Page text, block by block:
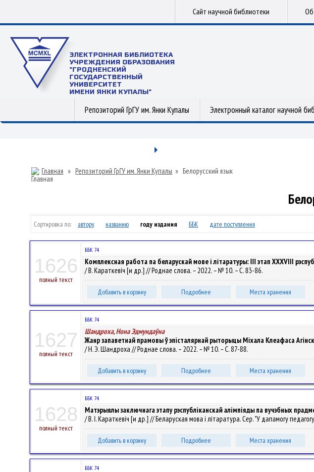
Сайт научной библиотеки Об
ЭЛЕКТРОННАЯ БИБЛИОТЕКА
УЧРЕЖДЕНИЯ ОБРАЗОВАНИЯ
"ГРОДНЕНСКИЙ
ГОСУДАРСТВЕННЫЙ
УНИВЕРСИТЕТ
ИМЕНИ ЯНКИ КУПАЛЫ"
Репозиторий ГрГУ им. Янки Купалы Электронный каталог научной
Главная » Репозиторий ГрГУ им. Янки Купалы » Белорусский язык
Сортировка по: автору названию году издания ББК дате поступления
1626
полный текст
ББК 74
Комплексная работа па беларускай мове і літаратуры: ІІІ этап ХХХVIII
/ В. Караткевіч [и др.] // Роднае слова. – 2022. – № 10. – С. 83-86.
Добавить в корзину Подробнее Места хранения
1627
полный текст
ББК 74
Шандроха, Нона Эдмундаўна
Жанр запаветнай прамовы ў эпісталярнай рыторыцы Міхала Клеафаса
/ Н. Э. Шандроха // Роднае слова. – 2022. – № 10. – С. 87-88.
Добавить в корзину Подробнее Места хранения
1628
полный текст
ББК 74
Матэрыялы заключнага этапу рэспубліканскай алімпіяды па вучэбных
/ В. І. Караткевіч [и др.] // Беларуская мова і літаратура. Сер. "У дапамогу
Добавить в корзину Подробнее Места хранения
ББК 74